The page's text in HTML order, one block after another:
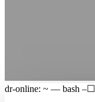
dr-online: ~ — bash –☐